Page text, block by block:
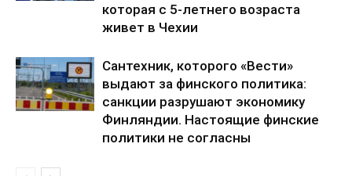
которая с 5-летнего возраста
живет в Чехии
Сантехник, которого «Вести»
выдают за финского политика:
санкции разрушают экономику
Финляндии. Настоящие финские
политики не согласны